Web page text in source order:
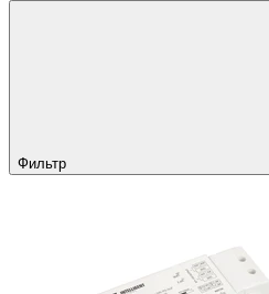
Фильтр